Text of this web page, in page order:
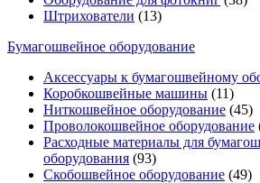
Штрихователи (13)
Бумагошвейное оборудование
Аксессуары к бумагошвейному
Коробкошвейные машины (11)
Ниткошвейное оборудование (45)
Проволокошвейное оборудование
Расходные материалы для
оборудования (93)
Скобошвейное оборудование (49)